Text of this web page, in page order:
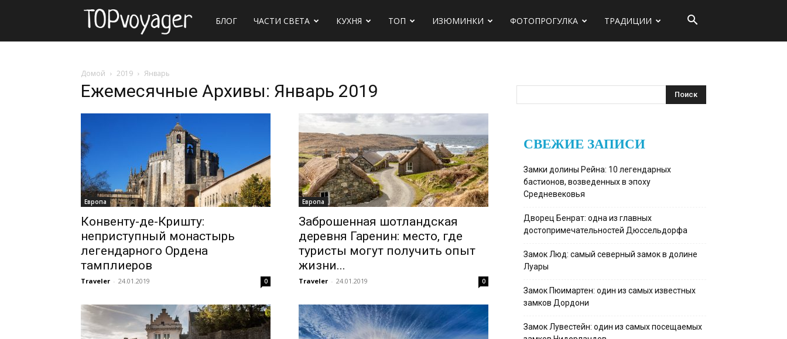
Сайт
путешествиях
БЛОГ ЧАСТИ СВЕТА КУХНЯ ТОП ИЗЮМИНКИ ФОТОПРОГУЛКА ТРАДИЦИИ
Домой 2019 Январь
Ежемесячные Архивы: Январь 2019
Европа
Конвенту-де-Кришту:
неприступный монастырь
легендарного Ордена
тамплиеров
Traveler - 24.01.2019 0
Европа
Заброшенная шотландская
деревня Гаренин: место, где
туристы могут получить опыт
жизни...
Traveler - 24.01.2019 0
СВЕЖИЕ ЗАПИСИ
Замки долины Рейна: 10 легендарных
бастионов, возведенных в эпоху
Средневековья
Дворец Бенрат: одна из главных
достопримечательностей Дюссельдорфа
Замок Люд: самый северный замок в долине
Луары
Замок Пюимартен: один из самых известных
замков Дордони
Замок Лувестейн: один из самых посещаемых